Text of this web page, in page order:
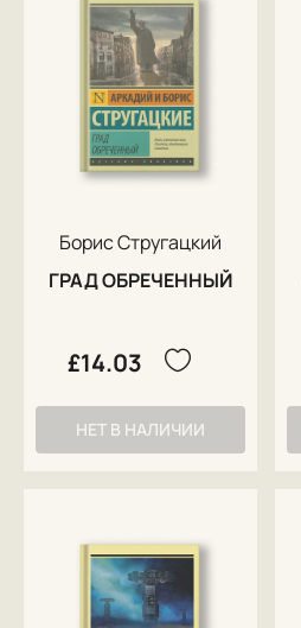
Борис Стругацкий
ГРАД ОБРЕЧЕННЫЙ
£14.03
НЕТ В НАЛИЧИИ